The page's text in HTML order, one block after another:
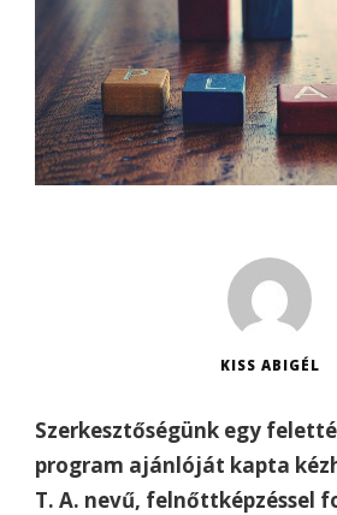
KISS ABIGÉL
Szerkesztőségünk egy
program ajánlóját kapta
T. A. nevű, felnőttképzéssel